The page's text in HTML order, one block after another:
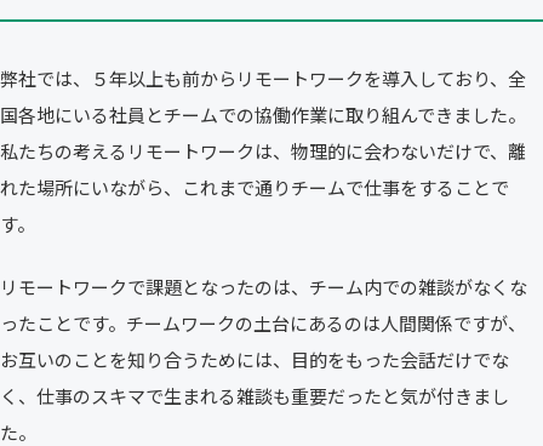
弊社では、５年以上も前からリモートワークを導入しており、全
国各地にいる社員とチームでの協働作業に取り組んできました。
私たちの考えるリモートワークは、物理的に会わないだけで、離
れた場所にいながら、これまで通りチームで仕事をすることで
す。
リモートワークで課題となったのは、チーム内での雑談がなくな
ったことです。チームワークの土台にあるのは人間関係ですが、
お互いのことを知り合うためには、目的をもった会話だけでな
く、仕事のスキマで生まれる雑談も重要だったと気が付きまし
た。